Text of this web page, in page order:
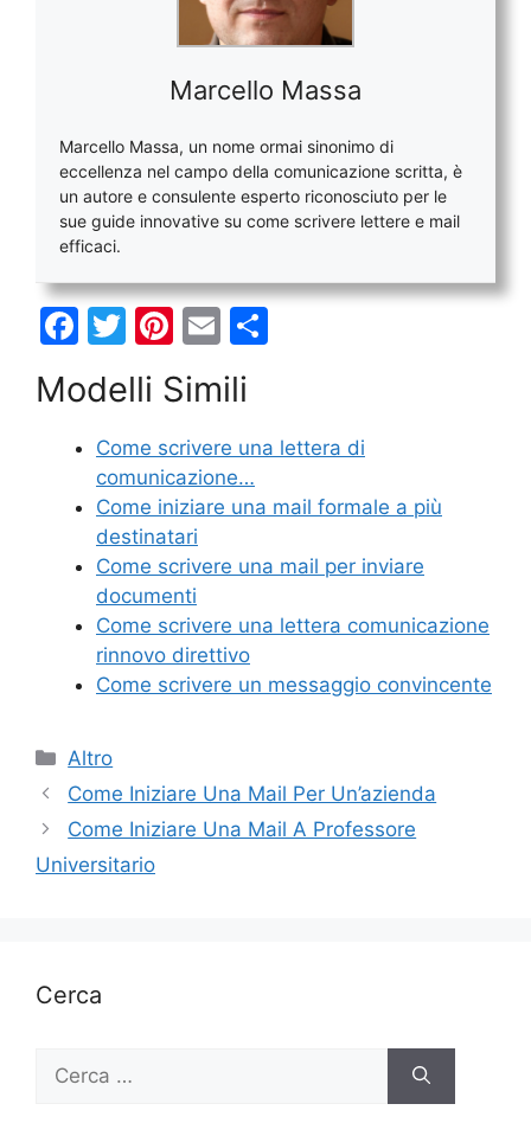
Marcello Massa
Marcello Massa, un nome ormai sinonimo di
eccellenza nel campo della comunicazione scritta, è
un autore e consulente esperto riconosciuto per le
sue guide innovative su come scrivere lettere e mail
efficaci.
F
c
e
b
o
o
k
T
itt
er
Pi
er
e
st
E
ai
l
di
di
Modelli Simili
Come scrivere una lettera di
comunicazione…
Come iniziare una mail formale a più
destinatari
Come scrivere una mail per inviare
documenti
Come scrivere una lettera comunicazione
rinnovo direttivo
Come scrivere un messaggio convincente
Categorie
Altro
Come Iniziare Una Mail Per Un’azienda
Come Iniziare Una Mail A Professore
Universitario
Cerca
per: